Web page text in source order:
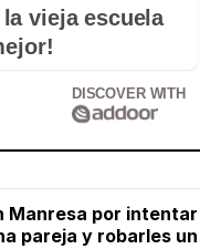
vieja escuela
DISCOVER WITH
Manresa por intentar
pareja y robarles un